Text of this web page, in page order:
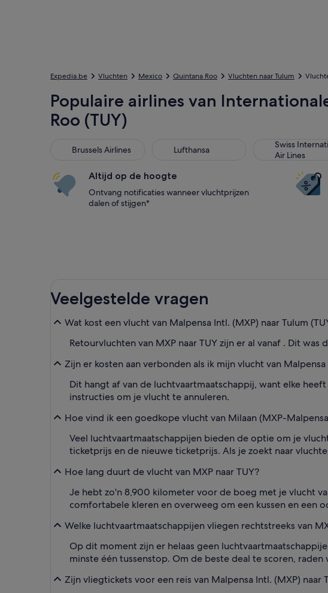
Expedia.be Vluchten Mexico Quintana Roo Vluchten naar Tulum
Populaire airlines van
Roo (TUY)
Brussels Airlines
Brussels Airlines Lufthansa
Lufthansa
Swiss
Air Lines
Swiss
Altijd op de hoogte
Ontvang notificaties wanneer vluchtprijzen
dalen of stijgen*
Veelgestelde vragen
Wat kost een vlucht van Malpensa Intl. (MXP) naar Tulum
Retourvluchten van MXP naar TUY zijn er al vanaf . Dit
Zijn er kosten aan verbonden als ik mijn vlucht van
Dit hangt af van de luchtvaartmaatschappij, want elke
instructies om je vlucht te annuleren.
Hoe vind ik een goedkope vlucht van Milaan (MXP-
Veel luchtvaartmaatschappijen bieden de optie om je
ticketprijs en de nieuwe ticketprijs. Als je zoekt naar
Hoe lang duurt de vlucht van MXP naar TUY?
Je hebt zo'n 8,900 kilometer voor de boeg met je vlucht
comfortabele kleren en overweeg om een kussen en een
Welke luchtvaartmaatschappijen vliegen rechtstreeks van
Op dit moment zijn er helaas geen
minste één tussenstop. Om de beste deal te scoren,
Zijn vliegtickets voor een reis van Malpensa Intl. (MXP)